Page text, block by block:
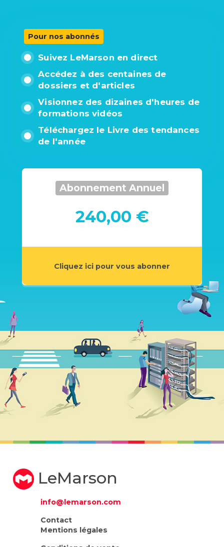
Pour nos abonnés
Suivez LeMarson en direct
Accédez à des centaines de
dossiers et d'articles
Visionnez des dizaines d'heures de
formations vidéos
Téléchargez le Livre des tendances
de l'année
Abonnement Annuel
240,00 €
Cliquez ici pour vous abonner
LeMarson
info@lemarson.com
Contact
Mentions légales